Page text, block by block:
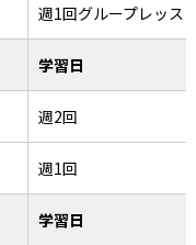
週1回グループレッス
学習日
週2回
週1回
学習日